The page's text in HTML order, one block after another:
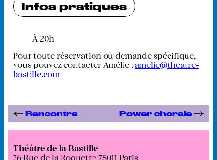
Infos pratiques
À 20h
Pour toute réservation ou demande spécifique,
vous pouvez contacter Amélie : amelie@theatre-
bastille.com
Rencontre Power chorale
Théâtre de la Bastille
76 Rue de la Roquette 75011 Paris